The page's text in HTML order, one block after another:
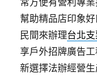
幫助精品店印象
民間來辦理台北
享戶外招牌廣告
新選擇法辦經營